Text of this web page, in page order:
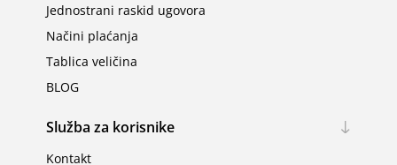
Jednostrani raskid ugovora
Načini plaćanja
Tablica veličina
BLOG
Služba za korisnike
Kontakt